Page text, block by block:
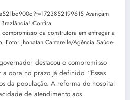
da construtora em entregar a
Jhonatan Cantarelle/Agência Saúde-
destacou o compromisso
obra no prazo já definido. “Essas
da população. A reforma do hospital
de atendimento aos